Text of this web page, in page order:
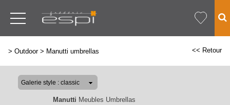
> Outdoor> Manutti umbrellas << Retour
Manutti Meubles Umbrellas